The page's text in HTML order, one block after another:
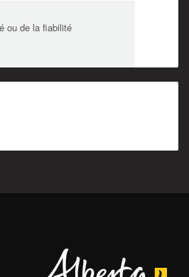
ou de la fiabilité